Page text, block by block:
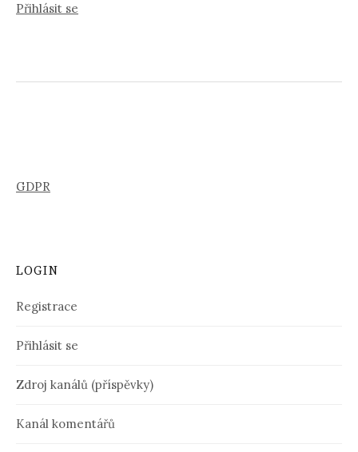
Přihlásit se
GDPR
LOGIN
Registrace
Přihlásit se
Zdroj kanálů (příspěvky)
Kanál komentářů